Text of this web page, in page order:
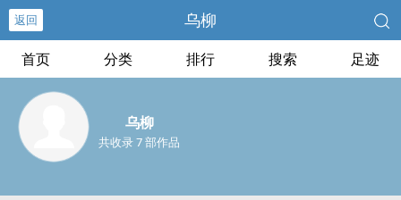
返回 乌柳
首页 分类 排行 搜索 足迹
乌柳
共收录 7 部作品